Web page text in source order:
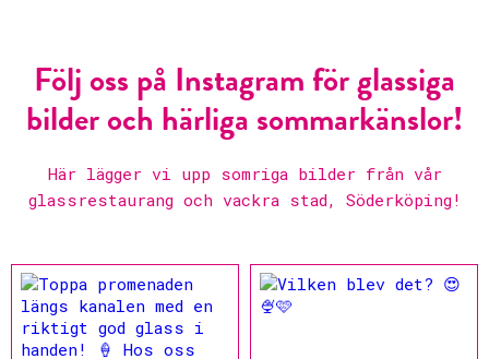
Följ oss på Instagram för glassiga
bilder och härliga sommarkänslor!
Här lägger vi upp somriga bilder från vår
glassrestaurang och vackra stad, Söderköping!